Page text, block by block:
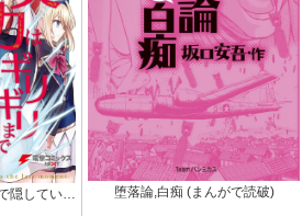
真の実力はギリギリまで隠していようと思う １ (電撃コミックスNEXT) 堕落論,白痴 (まんがで読破)